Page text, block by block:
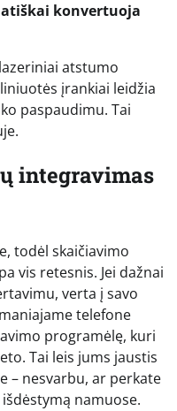
konvertuoja
atstumo
įrankiai leidžia
paspaudimu. Tai
integravimas
todėl skaičiavimo
vis retesnis. Jei dažnai
verta į savo
telefone
programėlę, kuri
Tai leis jums jaustis
– nesvarbu, ar perkate
namuose.